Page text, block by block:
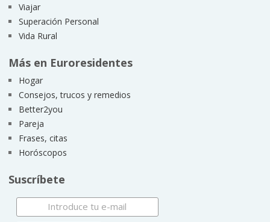
Viajar
Superación Personal
Vida Rural
Más en Euroresidentes
Hogar
Consejos, trucos y remedios
Better2you
Pareja
Frases, citas
Horóscopos
Suscríbete